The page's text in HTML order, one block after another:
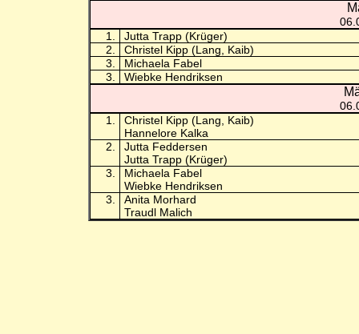
1.
Jutta Trapp (Krüger)
2.
Christel Kipp (Lang, Kaib)
3.
Michaela Fabel
3.
Wiebke Hendriksen
1.
Christel Kipp (Lang, Kaib)
Hannelore Kalka
2.
Jutta Feddersen
Jutta Trapp (Krüger)
3.
Michaela Fabel
Wiebke Hendriksen
3.
Anita Morhard
Traudl Malich